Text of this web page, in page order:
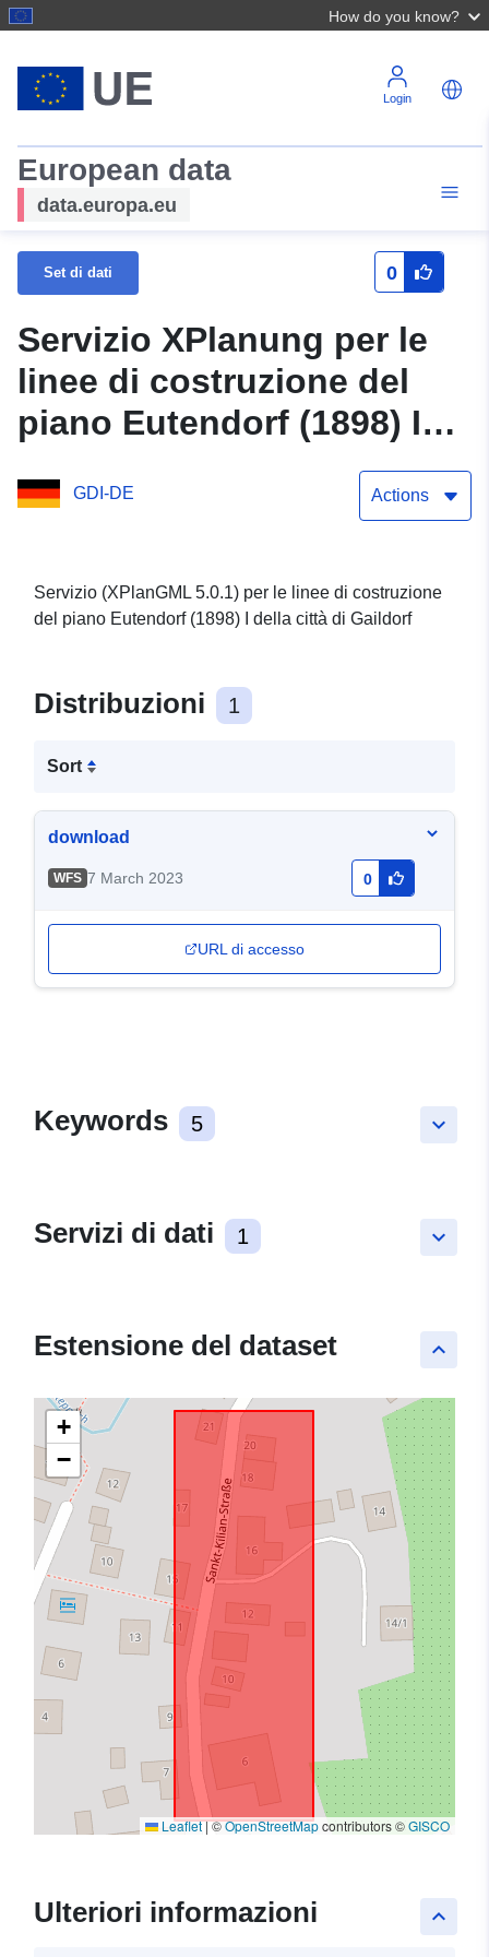
How do you know?
Login
European data
data.europa.eu
Set di dati 0
Servizio XPlanung per le
linee di costruzione del
piano Eutendorf (1898) I
GDI-DE Actions
Servizio (XPlanGML 5.0.1) per le linee di costruzione
del piano Eutendorf (1898) I della città di Gaildorf
Distribuzioni 1
Sort
download
WFS 7 March 2023 0
URL di accesso
keyboard_arrow_down
Keywords 5
keyboard_arrow_down
Servizi di dati 1
keyboard_arrow_up
Estensione del dataset
+
−
Leaflet|©OpenStreetMapcontributors ©GISCO
keyboard_arrow_up
Ulteriori informazioni